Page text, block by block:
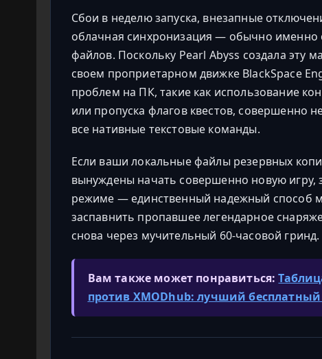
Сбои в неделю запуска, внезапные
облачная синхронизация — обычно именно
файлов. Поскольку Pearl Abyss создала эту
своем проприетарном движке BlackSpace
проблем на ПК, такие как использование
или пропуска флагов квестов, совершенно
все нативные текстовые команды.
Если ваши локальные файлы резервных
вынуждены начать совершенно новую игру,
режиме — единственный надежный способ
заспавнить пропавшее легендарное
снова через мучительный 60-часовой гринд.
Вам также может понравиться:
против XMODhub: лучший